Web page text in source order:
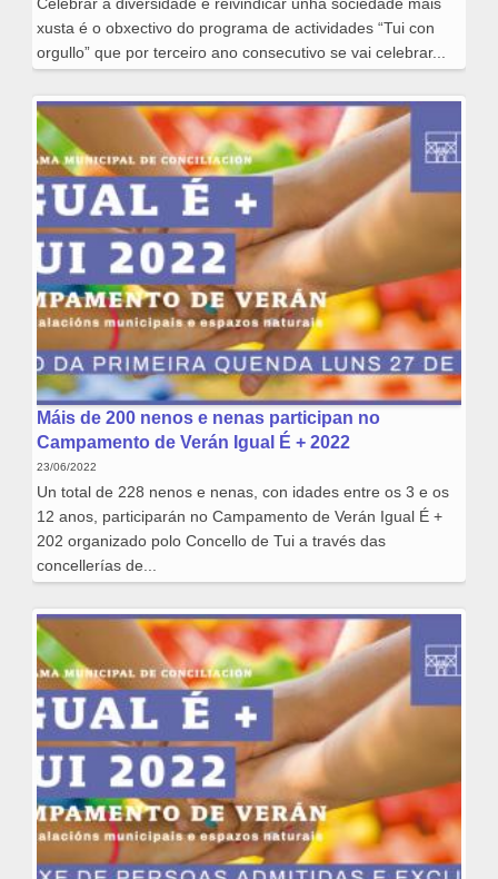
xusta é o obxectivo do programa de actividades “Tui con
orgullo” que por terceiro ano consecutivo se vai celebrar...
Máis de 200 nenos e nenas participan no
Campamento de Verán Igual É + 2022
23/06/2022
Un total de 228 nenos e nenas, con idades entre os 3 e os
12 anos, participarán no Campamento de Verán Igual É +
202 organizado polo Concello de Tui a través das
concellerías de...